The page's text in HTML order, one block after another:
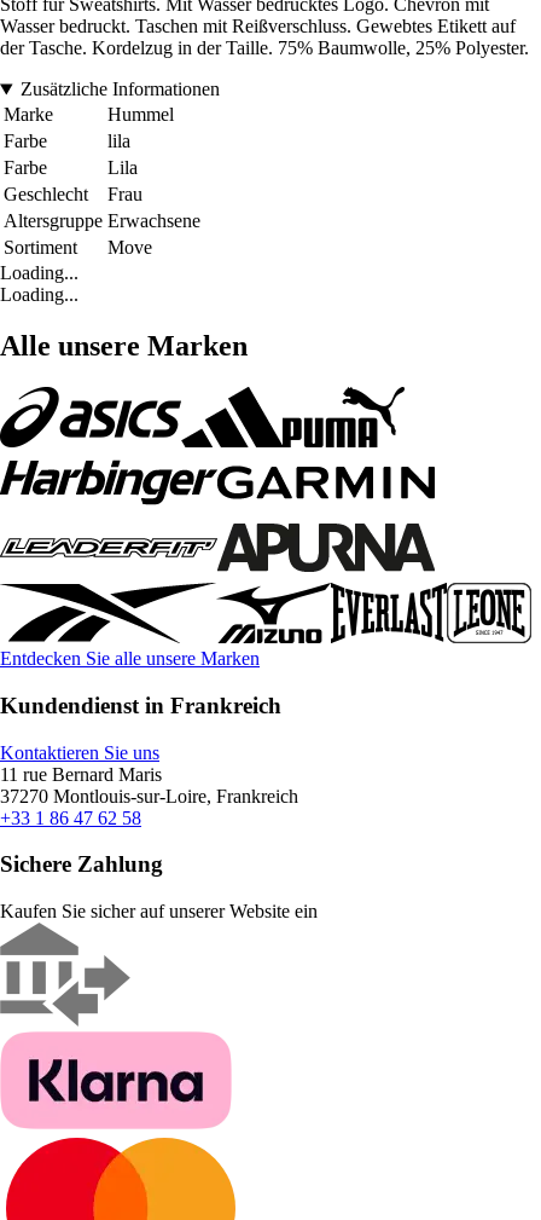
Stoff für Sweatshirts. Mit Wasser bedrucktes Logo. Chevron mit
Wasser bedruckt. Taschen mit Reißverschluss. Gewebtes Etikett auf
der Tasche. Kordelzug in der Taille. 75% Baumwolle, 25% Polyester.
Zusätzliche Informationen
Marke
Hummel
Farbe
lila
Farbe
Lila
Geschlecht
Frau
Altersgruppe Erwachsene
Sortiment
Move
Loading...
Loading...
Alle unsere Marken
Entdecken Sie alle unsere Marken
Kundendienst in Frankreich
Kontaktieren Sie uns
11 rue Bernard Maris
37270 Montlouis-sur-Loire, Frankreich
+33 1 86 47 62 58
Sichere Zahlung
Kaufen Sie sicher auf unserer Website ein